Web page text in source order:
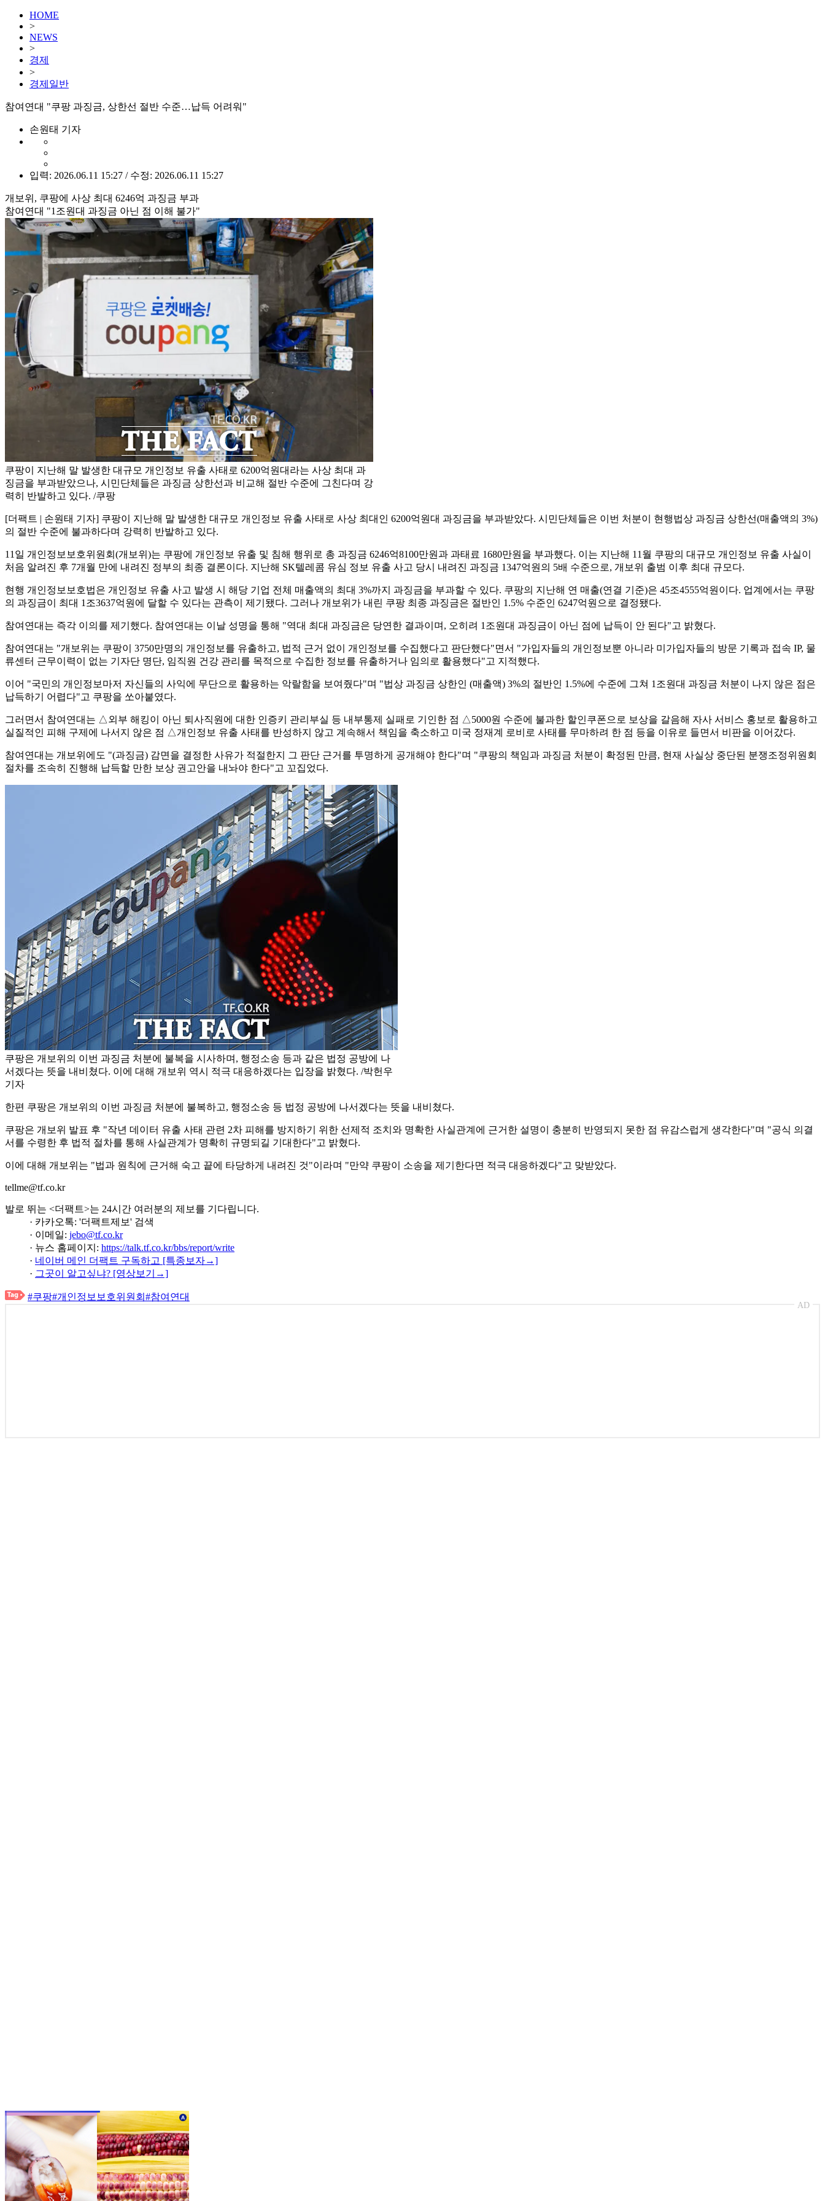
HOME
>
NEWS
>
경제
>
경제일반
참여연대 "쿠팡 과징금, 상한선 절반 수준…납득 어려워"
손원태 기자
입력: 2026.06.11 15:27 / 수정: 2026.06.11 15:27
개보위, 쿠팡에 사상 최대 6246억 과징금 부과
참여연대 "1조원대 과징금 아닌 점 이해 불가"
쿠팡이 지난해 말 발생한 대규모 개인정보 유출 사태로 6200억원대라는 사상 최대 과
징금을 부과받았으나, 시민단체들은 과징금 상한선과 비교해 절반 수준에 그친다며 강
력히 반발하고 있다. /쿠팡
[더팩트 | 손원태 기자] 쿠팡이 지난해 말 발생한 대규모 개인정보 유출 사태로 사상 최대인 6200억원대 과징금을 부과받았다. 시민단체들은 이번 처분이 현행법상 과징금 상한선(매출액의 3%)
의 절반 수준에 불과하다며 강력히 반발하고 있다.
11일 개인정보보호위원회(개보위)는 쿠팡에 개인정보 유출 및 침해 행위로 총 과징금 6246억8100만원과 과태료 1680만원을 부과했다. 이는 지난해 11월 쿠팡의 대규모 개인정보 유출 사실이
처음 알려진 후 7개월 만에 내려진 정부의 최종 결론이다. 지난해 SK텔레콤 유심 정보 유출 사고 당시 내려진 과징금 1347억원의 5배 수준으로, 개보위 출범 이후 최대 규모다.
현행 개인정보보호법은 개인정보 유출 사고 발생 시 해당 기업 전체 매출액의 최대 3%까지 과징금을 부과할 수 있다. 쿠팡의 지난해 연 매출(연결 기준)은 45조4555억원이다. 업계에서는 쿠팡
의 과징금이 최대 1조3637억원에 달할 수 있다는 관측이 제기됐다. 그러나 개보위가 내린 쿠팡 최종 과징금은 절반인 1.5% 수준인 6247억원으로 결정됐다.
참여연대는 즉각 이의를 제기했다. 참여연대는 이날 성명을 통해 "역대 최대 과징금은 당연한 결과이며, 오히려 1조원대 과징금이 아닌 점에 납득이 안 된다"고 밝혔다.
참여연대는 "개보위는 쿠팡이 3750만명의 개인정보를 유출하고, 법적 근거 없이 개인정보를 수집했다고 판단했다"면서 "가입자들의 개인정보뿐 아니라 미가입자들의 방문 기록과 접속 IP, 물
류센터 근무이력이 없는 기자단 명단, 임직원 건강 관리를 목적으로 수집한 정보를 유출하거나 임의로 활용했다"고 지적했다.
이어 "국민의 개인정보마저 자신들의 사익에 무단으로 활용하는 악랄함을 보여줬다"며 "법상 과징금 상한인 (매출액) 3%의 절반인 1.5%에 수준에 그쳐 1조원대 과징금 처분이 나지 않은 점은
납득하기 어렵다"고 쿠팡을 쏘아붙였다.
그러면서 참여연대는 △외부 해킹이 아닌 퇴사직원에 대한 인증키 관리부실 등 내부통제 실패로 기인한 점 △5000원 수준에 불과한 할인쿠폰으로 보상을 갈음해 자사 서비스 홍보로 활용하고
실질적인 피해 구제에 나서지 않은 점 △개인정보 유출 사태를 반성하지 않고 계속해서 책임을 축소하고 미국 정재계 로비로 사태를 무마하려 한 점 등을 이유로 들면서 비판을 이어갔다.
참여연대는 개보위에도 "(과징금) 감면을 결정한 사유가 적절한지 그 판단 근거를 투명하게 공개해야 한다"며 "쿠팡의 책임과 과징금 처분이 확정된 만큼, 현재 사실상 중단된 분쟁조정위원회
절차를 조속히 진행해 납득할 만한 보상 권고안을 내놔야 한다"고 꼬집었다.
쿠팡은 개보위의 이번 과징금 처분에 불복을 시사하며, 행정소송 등과 같은 법정 공방에 나
서겠다는 뜻을 내비쳤다. 이에 대해 개보위 역시 적극 대응하겠다는 입장을 밝혔다. /박헌우
기자
한편 쿠팡은 개보위의 이번 과징금 처분에 불복하고, 행정소송 등 법정 공방에 나서겠다는 뜻을 내비쳤다.
쿠팡은 개보위 발표 후 "작년 데이터 유출 사태 관련 2차 피해를 방지하기 위한 선제적 조치와 명확한 사실관계에 근거한 설명이 충분히 반영되지 못한 점 유감스럽게 생각한다"며 "공식 의결
서를 수령한 후 법적 절차를 통해 사실관계가 명확히 규명되길 기대한다"고 밝혔다.
이에 대해 개보위는 "법과 원칙에 근거해 숙고 끝에 타당하게 내려진 것"이라며 "만약 쿠팡이 소송을 제기한다면 적극 대응하겠다"고 맞받았다.
tellme@tf.co.kr
발로 뛰는 <더팩트>는 24시간 여러분의 제보를 기다립니다.
· 카카오톡: '더팩트제보' 검색
· 이메일: jebo@tf.co.kr
· 뉴스 홈페이지: https://talk.tf.co.kr/bbs/report/write
· 네이버 메인 더팩트 구독하고 [특종보자→]
· 그곳이 알고싶냐? [영상보기→]
#쿠팡#개인정보보호위원회 #참여연대
AD